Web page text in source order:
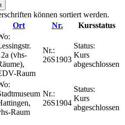
können sortiert werden.
Ort Nr. Kursstatus
(vhs-
Raum
Nr.:
26S1903
Status:
Kurs
abgeschlossen
Raum
Nr.:
26S1904
Status:
Kurs
abgeschlossen